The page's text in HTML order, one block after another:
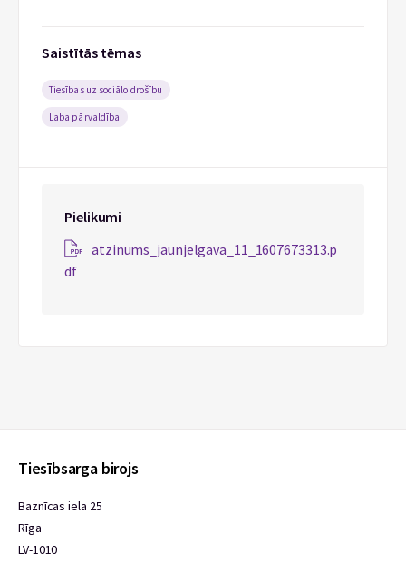
Saistītās tēmas
Tiesības uz sociālo drošību
Laba pārvaldība
Pielikumi
atzinums_jaunjelgava_11_1607673313.p
df
Tiesībsarga birojs
Baznīcas iela 25
Rīga
LV-1010